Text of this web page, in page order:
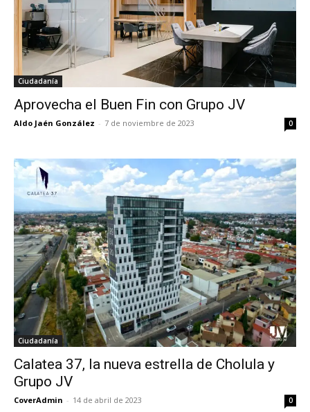
Ciudadanía
Aprovecha el Buen Fin con Grupo JV
Aldo Jaén González - 7 de noviembre de 2023 0
Ciudadanía
Calatea 37, la nueva estrella de Cholula y
Grupo JV
CoverAdmin - 14 de abril de 2023 0